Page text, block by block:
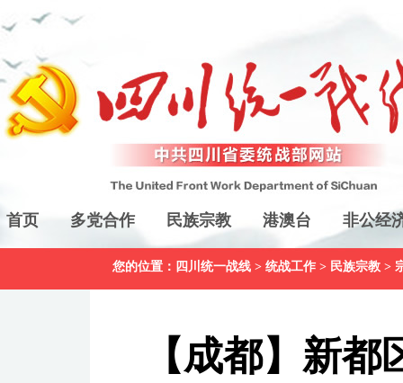
首页 多党合作 民族宗教 港澳台 非公经
您的位置： 四川统一战线 > 统战工作 > 民族宗教 >
【成都】新